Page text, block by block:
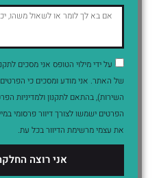
על ידי מילוי הטופס אני מסכים
של האתר. אני מודע ומסכים כי הפרטים
השירות), בהתאם לתקנון ולמדיניות
את עצמי מרשימת הדיוור בכל עת.
אני רוצה